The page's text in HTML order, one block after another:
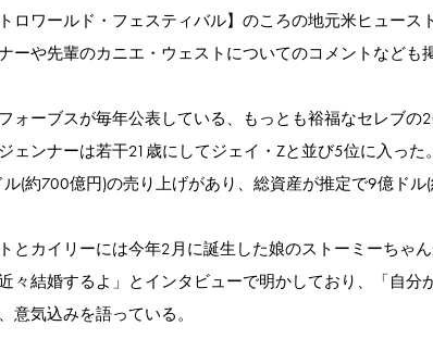
トロワールド・フェスティバル】のころの地元米ヒュー
ーや先輩のカニエ・ウェストについてのコメントなども
ォーブスが毎年公表している、もっとも裕福なセレブ
ェンナーは若干21歳にしてジェイ・Zと並び5位に入っ
(約700億円)の売り上げがあり、総資産が推定で9億ドル
とカイリーには今年2月に誕生した娘のストーミーちゃ
々結婚するよ」とインタビューで明かしており、「自
意気込みを語っている。